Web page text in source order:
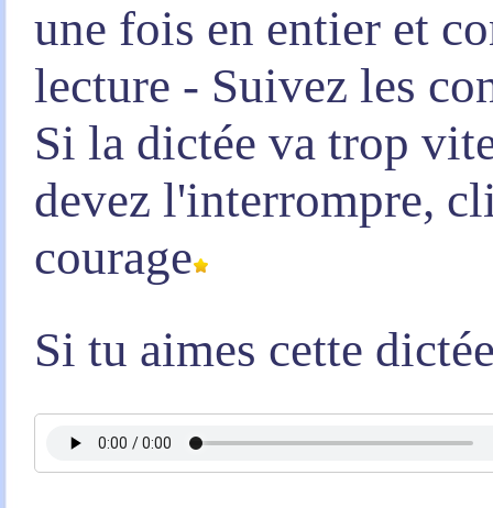
une fois en entier et
lecture - Suivez les
Si la dictée va trop
devez l'interrompre,
courage
Si tu aimes cette